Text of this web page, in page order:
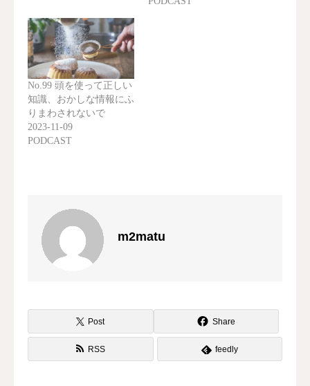
No.99 頭を使って正しい
知識、おかしな情報にふ
りまわされないで
2023-11-09
PODCAST
m2matu
Post Share
RSS feedly